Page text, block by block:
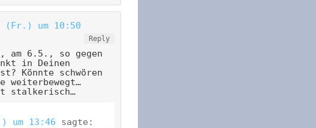
(Fr.) um 10:50
Reply
am 6.5., so gegen
in Deinen
Könnte schwören
weiterbewegt…
stalkerisch…
um 13:46 sagte: